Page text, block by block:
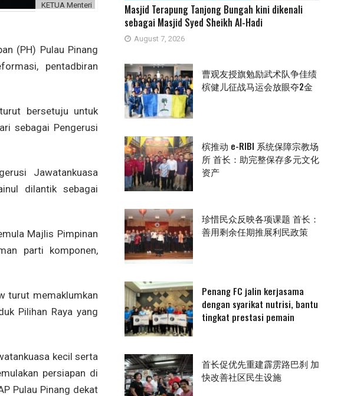
KETUA Menteri
(PH) Pulau Pinang
pentadbiran
bersetuju untuk
sebagai Pengerusi
Jawatankuasa
dilantik sebagai
Majlis Pimpinan
parti komponen,
turut memaklumkan
Pilihan Raya yang
kecil serta
persiapan di
Pulau Pinang dekat
Masjid Terapung Tanjong Bungah kini dikenali
sebagai Masjid Syed Sheikh Al-Hadi
August 7, 2026
曹观友授旗勉励武术队争佳绩
槟健儿征战马运会放眼夺2金
槟推动 e-RIBI 系统保障宗教场
所 首长：助完整保存多元文化
资产
珍惜民众反映各项课题 首长：
善用剩余任期推展利民政策
Penang FC jalin kerjasama
dengan syarikat nutrisi, bantu
tingkat prestasi pemain
首长促优先重建霹雳路巴刹 加
快改善社区民生设施